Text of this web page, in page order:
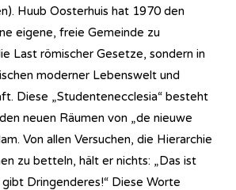
Huub Oosterhuis hat 1970 den
eigene, freie Gemeinde zu
Last römischer Gesetze, sondern in
moderner Lebenswelt und
Diese „Studentenecclesia“ besteht
neuen Räumen von „de nieuwe
Von allen Versuchen, die Hierarchie
zu betteln, hält er nichts: „Das ist
Dringenderes!“ Diese Worte